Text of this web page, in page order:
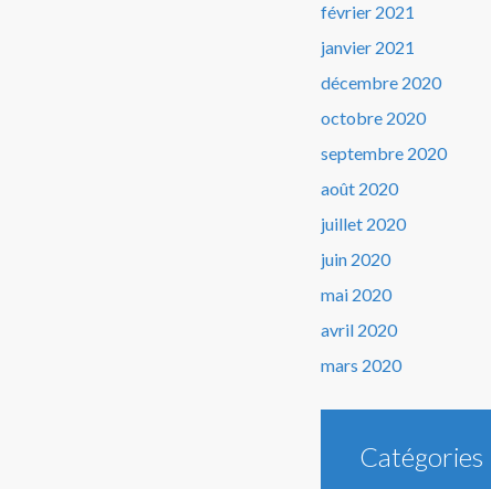
février 2021
janvier 2021
décembre 2020
octobre 2020
septembre 2020
août 2020
juillet 2020
juin 2020
mai 2020
avril 2020
mars 2020
Catégories